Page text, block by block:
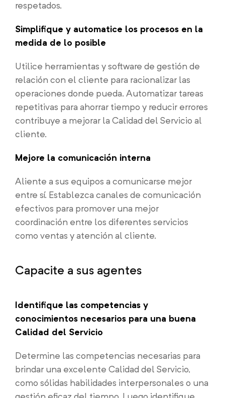
respetados.
Simplifique y automatice los procesos en la
medida de lo posible
Utilice herramientas y software de gestión de
relación con el cliente para racionalizar las
operaciones donde pueda. Automatizar tareas
repetitivas para ahorrar tiempo y reducir errores
contribuye a mejorar la Calidad del Servicio al
cliente.
Mejore la comunicación interna
Aliente a sus equipos a comunicarse mejor
entre sí. Establezca canales de comunicación
efectivos para promover una mejor
coordinación entre los diferentes servicios
como ventas y atención al cliente.
Capacite a sus agentes
Identifique las competencias y
conocimientos necesarios para una buena
Calidad del Servicio
Determine las competencias necesarias para
brindar una excelente Calidad del Servicio,
como sólidas habilidades interpersonales o una